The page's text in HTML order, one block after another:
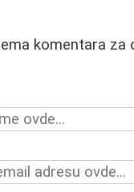
komentara za